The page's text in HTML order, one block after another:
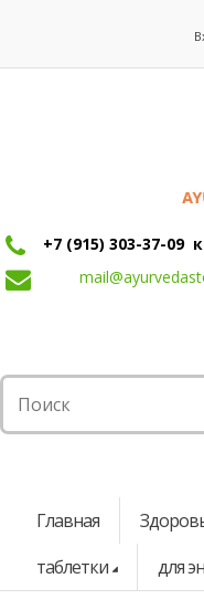
+7 (915) 303-37-09
Главная
таблетки
для